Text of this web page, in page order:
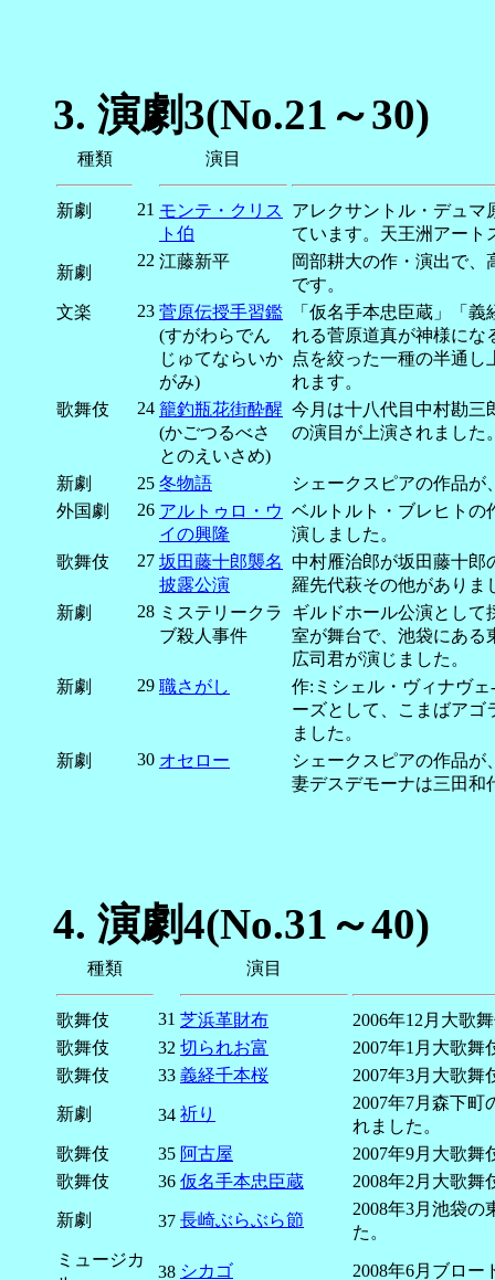
3. 演劇3(No.21～30)
種類 演目
新劇 21 モンテ・クリス
ト伯
アレクサントル・デュマ
ています。天王洲アート
新劇
22 江藤新平
岡部耕大の作・演出で
です。
文楽
23 菅原伝授手習鑑
(すがわらでん
じゅてならいか
がみ)
「仮名手本忠臣蔵」「
れる菅原道真が神様にな
点を絞った一種の半通
れます。
歌舞伎
24 籠釣瓶花街酔醒
(かごつるべさ
とのえいさめ)
今月は十八代目中村勘三
の演目が上演されました
新劇 25 冬物語
シェークスピアの作品
外国劇
26 アルトゥロ・ウ
イの興隆
ベルトルト・ブレヒトの
演しました。
歌舞伎
27 坂田藤十郎襲名
披露公演
中村雁治郎が坂田藤十郎
羅先代萩その他がありま
新劇
28 ミステリークラ
ブ殺人事件
ギルドホール公演として
室が舞台で、池袋にある
広司君が演じました。
新劇
29 職さがし
作:ミシェル・ヴィナヴ
ーズとして、こまばアゴ
ました。
新劇
30 オセロー
シェークスピアの作品
妻デスデモーナは三田
4. 演劇4(No.31～40)
種類 演目
歌舞伎 31 芝浜革財布
2006年12月大歌
歌舞伎
32 切られお富
2007年1月大歌
歌舞伎
33 義経千本桜 2007年3月大歌
新劇 34 祈り
2007年7月森下
れました。
歌舞伎
35 阿古屋
2007年9月大歌
歌舞伎
36 仮名手本忠臣蔵 2008年2月大歌
新劇 37 長崎ぶらぶら節
2008年3月池袋
た。
ミュージカ
38 シカゴ 2008年6月ブロ